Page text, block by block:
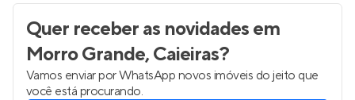
Quer receber as novidadesem
Morro Grande, Caieiras?
Vamos enviar por WhatsApp novos imóveis do jeito que
você está procurando.